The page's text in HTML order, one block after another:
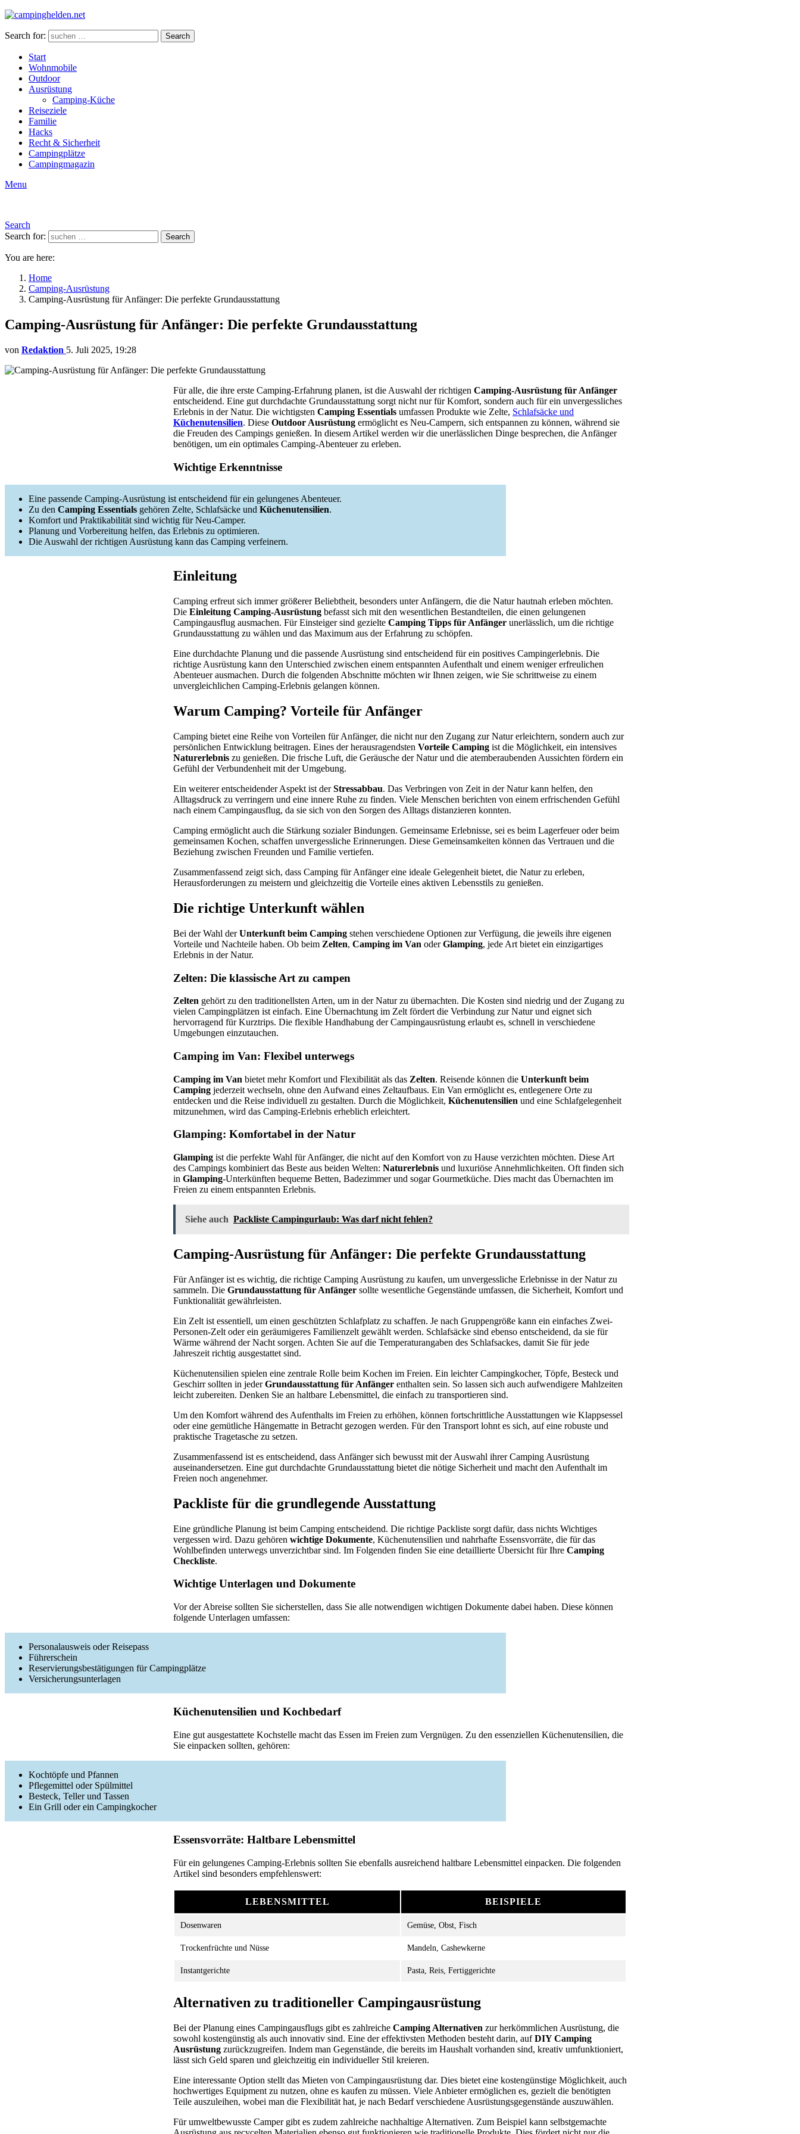
Search for: Search
Start
Wohnmobile
Outdoor
Ausrüstung
Camping-Küche
Reiseziele
Familie
Hacks
Recht & Sicherheit
Campingplätze
Campingmagazin
Menu
Search
Search for:
Search
You are here:
Home
Camping-Ausrüstung
Camping-Ausrüstung für Anfänger: Die perfekte Grundausstattung
Camping-Ausrüstung für Anfänger: Die perfekte Grundausstattung
von Redaktion 5. Juli 2025, 19:28
Für alle, die ihre erste Camping-Erfahrung planen, ist die Auswahl der richtigen Camping-Ausrüstung für Anfänger
entscheidend. Eine gut durchdachte Grundausstattung sorgt nicht nur für Komfort, sondern auch für ein unvergessliches
Erlebnis in der Natur. Die wichtigsten Camping Essentials umfassen Produkte wie Zelte, Schlafsäcke und
Küchenutensilien. Diese Outdoor Ausrüstung ermöglicht es Neu-Campern, sich entspannen zu können, während sie
die Freuden des Campings genießen. In diesem Artikel werden wir die unerlässlichen Dinge besprechen, die Anfänger
benötigen, um ein optimales Camping-Abenteuer zu erleben.
Wichtige Erkenntnisse
Eine passende Camping-Ausrüstung ist entscheidend für ein gelungenes Abenteuer.
Zu den Camping Essentials gehören Zelte, Schlafsäcke und Küchenutensilien.
Komfort und Praktikabilität sind wichtig für Neu-Camper.
Planung und Vorbereitung helfen, das Erlebnis zu optimieren.
Die Auswahl der richtigen Ausrüstung kann das Camping verfeinern.
Einleitung
Camping erfreut sich immer größerer Beliebtheit, besonders unter Anfängern, die die Natur hautnah erleben möchten.
Die Einleitung Camping-Ausrüstung befasst sich mit den wesentlichen Bestandteilen, die einen gelungenen
Campingausflug ausmachen. Für Einsteiger sind gezielte Camping Tipps für Anfänger unerlässlich, um die richtige
Grundausstattung zu wählen und das Maximum aus der Erfahrung zu schöpfen.
Eine durchdachte Planung und die passende Ausrüstung sind entscheidend für ein positives Campingerlebnis. Die
richtige Ausrüstung kann den Unterschied zwischen einem entspannten Aufenthalt und einem weniger erfreulichen
Abenteuer ausmachen. Durch die folgenden Abschnitte möchten wir Ihnen zeigen, wie Sie schrittweise zu einem
unvergleichlichen Camping-Erlebnis gelangen können.
Warum Camping? Vorteile für Anfänger
Camping bietet eine Reihe von Vorteilen für Anfänger, die nicht nur den Zugang zur Natur erleichtern, sondern auch zur
persönlichen Entwicklung beitragen. Eines der herausragendsten Vorteile Camping ist die Möglichkeit, ein intensives
Naturerlebnis zu genießen. Die frische Luft, die Geräusche der Natur und die atemberaubenden Aussichten fördern ein
Gefühl der Verbundenheit mit der Umgebung.
Ein weiterer entscheidender Aspekt ist derStressabbau. Das Verbringen von Zeit in der Natur kann helfen, den
Alltagsdruck zu verringern und eine innere Ruhe zu finden. Viele Menschen berichten von einem erfrischenden Gefühl
nach einem Campingausflug, da sie sich von den Sorgen des Alltags distanzieren konnten.
Camping ermöglicht auch die Stärkung sozialer Bindungen. Gemeinsame Erlebnisse, sei es beim Lagerfeuer oder beim
gemeinsamen Kochen, schaffen unvergessliche Erinnerungen. Diese Gemeinsamkeiten können das Vertrauen und die
Beziehung zwischen Freunden und Familie vertiefen.
Zusammenfassend zeigt sich, dass Camping für Anfänger eine ideale Gelegenheit bietet, die Natur zu erleben,
Herausforderungen zu meistern und gleichzeitig die Vorteile eines aktiven Lebensstils zu genießen.
Die richtige Unterkunft wählen
Bei der Wahl derUnterkunft beim Camping stehen verschiedene Optionen zur Verfügung, die jeweils ihre eigenen
Vorteile und Nachteile haben. Ob beim Zelten, Camping im Van oderGlamping, jede Art bietet ein einzigartiges
Erlebnis in der Natur.
Zelten: Die klassische Art zu campen
Zelten gehört zu den traditionellsten Arten, um in der Natur zu übernachten. Die Kosten sind niedrig und der Zugang zu
vielen Campingplätzen ist einfach. Eine Übernachtung im Zelt fördert die Verbindung zur Natur und eignet sich
hervorragend für Kurztrips. Die flexible Handhabung der Campingausrüstung erlaubt es, schnell in verschiedene
Umgebungen einzutauchen.
Camping im Van: Flexibel unterwegs
Camping im Van bietet mehr Komfort und Flexibilität als das Zelten. Reisende können die Unterkunft beim
Camping jederzeit wechseln, ohne den Aufwand eines Zeltaufbaus. Ein Van ermöglicht es, entlegenere Orte zu
entdecken und die Reise individuell zu gestalten. Durch die Möglichkeit, Küchenutensilien und eine Schlafgelegenheit
mitzunehmen, wird das Camping-Erlebnis erheblich erleichtert.
Glamping: Komfortabel in der Natur
Glamping ist die perfekte Wahl für Anfänger, die nicht auf den Komfort von zu Hause verzichten möchten. Diese Art
des Campings kombiniert das Beste aus beiden Welten: Naturerlebnis und luxuriöse Annehmlichkeiten. Oft finden sich
in Glamping-Unterkünften bequeme Betten, Badezimmer und sogar Gourmetküche. Dies macht das Übernachten im
Freien zu einem entspannten Erlebnis.
Siehe auch Packliste Campingurlaub: Was darf nicht fehlen?
Camping-Ausrüstung für Anfänger: Die perfekte Grundausstattung
Für Anfänger ist es wichtig, die richtige Camping Ausrüstung zu kaufen, um unvergessliche Erlebnisse in der Natur zu
sammeln. Die Grundausstattung für Anfänger sollte wesentliche Gegenstände umfassen, die Sicherheit, Komfort und
Funktionalität gewährleisten.
Ein Zelt ist essentiell, um einen geschützten Schlafplatz zu schaffen. Je nach Gruppengröße kann ein einfaches Zwei-
Personen-Zelt oder ein geräumigeres Familienzelt gewählt werden. Schlafsäcke sind ebenso entscheidend, da sie für
Wärme während der Nacht sorgen. Achten Sie auf die Temperaturangaben des Schlafsackes, damit Sie für jede
Jahreszeit richtig ausgestattet sind.
Küchenutensilien spielen eine zentrale Rolle beim Kochen im Freien. Ein leichter Campingkocher, Töpfe, Besteck und
Geschirr sollten in jederGrundausstattung für Anfänger enthalten sein. So lassen sich auch aufwendigere Mahlzeiten
leicht zubereiten. Denken Sie an haltbare Lebensmittel, die einfach zu transportieren sind.
Um den Komfort während des Aufenthalts im Freien zu erhöhen, können fortschrittliche Ausstattungen wie Klappsessel
oder eine gemütliche Hängematte in Betracht gezogen werden. Für den Transport lohnt es sich, auf eine robuste und
praktische Tragetasche zu setzen.
Zusammenfassend ist es entscheidend, dass Anfänger sich bewusst mit der Auswahl ihrer Camping Ausrüstung
auseinandersetzen. Eine gut durchdachte Grundausstattung bietet die nötige Sicherheit und macht den Aufenthalt im
Freien noch angenehmer.
Packliste für die grundlegende Ausstattung
Eine gründliche Planung ist beim Camping entscheidend. Die richtige Packliste sorgt dafür, dass nichts Wichtiges
vergessen wird. Dazu gehören wichtige Dokumente, Küchenutensilien und nahrhafte Essensvorräte, die für das
Wohlbefinden unterwegs unverzichtbar sind. Im Folgenden finden Sie eine detaillierte Übersicht für Ihre Camping
Checkliste.
Wichtige Unterlagen und Dokumente
Vor der Abreise sollten Sie sicherstellen, dass Sie alle notwendigen wichtigen Dokumente dabei haben. Diese können
folgende Unterlagen umfassen:
Personalausweis oder Reisepass
Führerschein
Reservierungsbestätigungen für Campingplätze
Versicherungsunterlagen
Küchenutensilien und Kochbedarf
Eine gut ausgestattete Kochstelle macht das Essen im Freien zum Vergnügen. Zu den essenziellen Küchenutensilien, die
Sie einpacken sollten, gehören:
Kochtöpfe und Pfannen
Pflegemittel oder Spülmittel
Besteck, Teller und Tassen
Ein Grill oder ein Campingkocher
Essensvorräte: Haltbare Lebensmittel
Für ein gelungenes Camping-Erlebnis sollten Sie ebenfalls ausreichend haltbare Lebensmittel einpacken. Die folgenden
Artikel sind besonders empfehlenswert:
LEBENSMITTEL BEISPIELE
Dosenwaren Gemüse, Obst, Fisch
Trockenfrüchte und Nüsse Mandeln, Cashewkerne
Instantgerichte Pasta, Reis, Fertiggerichte
Alternativen zu traditioneller Campingausrüstung
Bei der Planung eines Campingausflugs gibt es zahlreiche Camping Alternativen zur herkömmlichen Ausrüstung, die
sowohl kostengünstig als auch innovativ sind. Eine der effektivsten Methoden besteht darin, aufDIY Camping
Ausrüstung zurückzugreifen. Indem man Gegenstände, die bereits im Haushalt vorhanden sind, kreativ umfunktioniert,
lässt sich Geld sparen und gleichzeitig ein individueller Stil kreieren.
Eine interessante Option stellt das Mieten von Campingausrüstung dar. Dies bietet eine kostengünstige Möglichkeit, auch
hochwertiges Equipment zu nutzen, ohne es kaufen zu müssen. Viele Anbieter ermöglichen es, gezielt die benötigten
Teile auszuleihen, wobei man die Flexibilität hat, je nach Bedarf verschiedene Ausrüstungsgegenstände auszuwählen.
Für umweltbewusste Camper gibt es zudem zahlreiche nachhaltige Alternativen. Zum Beispiel kann selbstgemachte